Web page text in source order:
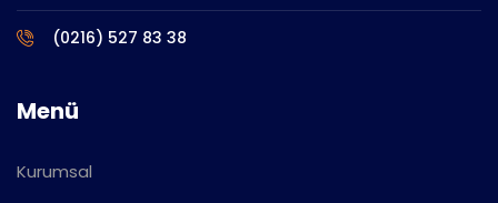
(0216) 527 83 38
Menü
Kurumsal